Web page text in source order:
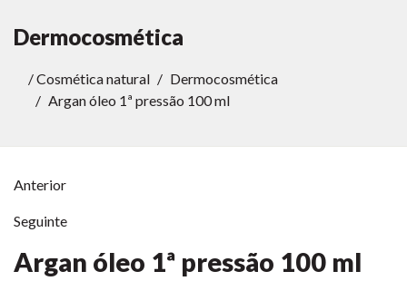
Dermocosmética
/Cosmética natural
Dermocosmética
Argan óleo 1ª pressão 100 ml
Anterior
Seguinte
Argan óleo 1ª pressão 100 ml